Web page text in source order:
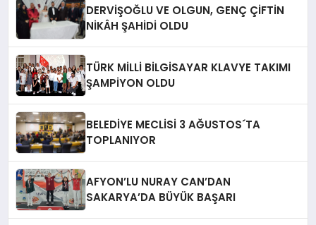
DERVİŞOĞLU VE OLGUN, GENÇ ÇİFTİN
NİKÂH ŞAHİDİ OLDU
TÜRK MİLLİ BİLGİSAYAR KLAVYE TAKIMI
ŞAMPİYON OLDU
BELEDİYE MECLİSİ 3 AĞUSTOS´TA
TOPLANIYOR
AFYON’LU NURAY CAN’DAN
SAKARYA’DA BÜYÜK BAŞARI